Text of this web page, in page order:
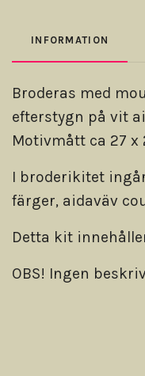
INFORMATION
Broderas med
efterstygn på vit
Motivmått ca 27 x
I broderikitet
färger, aidaväv
Detta kit
OBS! Ingen